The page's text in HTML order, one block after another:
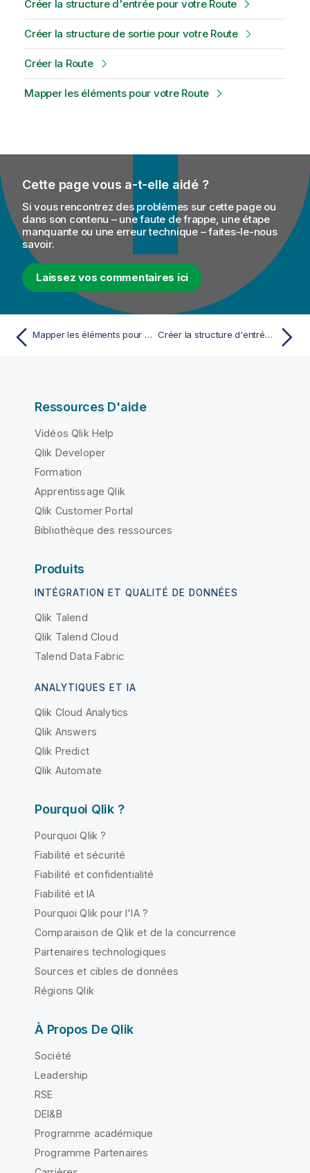
Créer la structure d'entrée pour votre Route
Créer la structure de sortie pour votre Route
Créer la Route
Mapper les éléments pour votre Route
Cette page vous a-t-elle aidé ?
Si vous rencontrez des problèmes sur cette page ou
dans son contenu – une faute de frappe, une étape
manquante ou une erreur technique – faites-le-nous
savoir.
Laissez vos commentaires ici
Mapper les éléments pour votre Job Big Data Batch Créer la structure d'entrée pour votre Route
Ressources D'aide
Vidéos Qlik Help
Qlik Developer
Formation
Apprentissage Qlik
Qlik Customer Portal
Bibliothèque des ressources
Produits
INTÉGRATION ET QUALITÉ DE DONNÉES
Qlik Talend
Qlik Talend Cloud
Talend Data Fabric
ANALYTIQUES ET IA
Qlik Cloud Analytics
Qlik Answers
Qlik Predict
Qlik Automate
Pourquoi Qlik ?
Pourquoi Qlik ?
Fiabilité et sécurité
Fiabilité et confidentialité
Fiabilité et IA
Pourquoi Qlik pour l'IA ?
Comparaison de Qlik et de la concurrence
Partenaires technologiques
Sources et cibles de données
Régions Qlik
À Propos De Qlik
Société
Leadership
RSE
DEI&B
Programme académique
Programme Partenaires